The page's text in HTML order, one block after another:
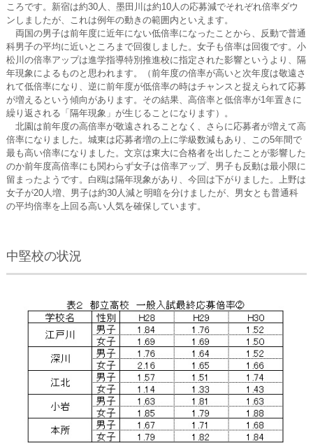
ころです。新宿は約30人、墨田川は約10人の応募減でそれぞれ倍率ダウ
ンしましたが、これは例年の動きの範囲内といえます。
両国の男子は前年度に近年にない低倍率になったことから、反動で普通
科男子の平均に近いところまで回復しました。女子も倍率は回復です。小
松川の倍率アップは進学指導特別推進校に指定された影響というより、隔
年現象によるものと思われます。（前年度の倍率が高いと次年度は敬遠さ
れて低倍率になり、逆に前年度が低倍率の時はチャンスと捉えられて応募
が増えるという傾向があります。その結果、高倍率と低倍率が1年置きに
繰り返される「隔年現象」が生じることになります）。
北園は前年度の高倍率が敬遠されることなく、さらに応募者が増えて高
倍率になりました。城東は応募者増の上に学級数減もあり、この5年間で
最も高い倍率になりました。文京は東大に合格者を出したことが影響した
のか前年度高倍率にも関わらず女子は倍率アップ、男子も反動は最小限に
留まったようです。白鴎は隔年現象があり、今回は下がりました。上野は
女子が20人増、男子は約30人減と明暗を分けましたが、男女とも普通科
の平均倍率を上回る高い人気を確保しています。
中堅校の状況